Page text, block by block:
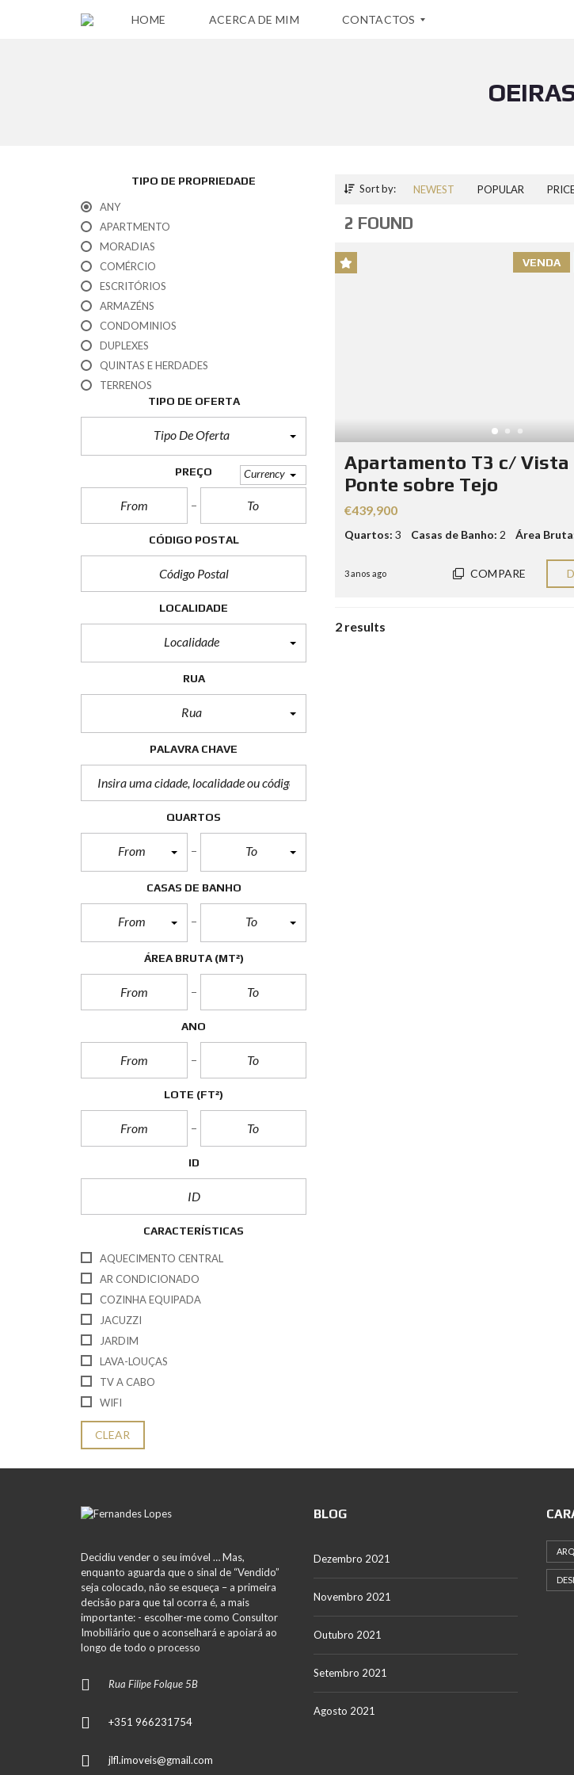
HOME ACERCA DE MIM CONTACTOS
P
V
C
I
U
S
O
TIPO DE PROPRIEDADE
ANY
APARTMENTO
MORADIAS
COMÉRCIO
ESCRITÓRIOS
ARMAZÉNS
CONDOMINIOS
DUPLEXES
QUINTAS E HERDADES
TERRENOS
TIPO DE OFERTA
Tipo De Oferta
PREÇO Currency
CÓDIGO POSTAL
LOCALIDADE
Localidade
RUA
Rua
PALAVRA CHAVE
QUARTOS
From To
CASAS DE BANHO
From To
ÁREA BRUTA (MT²)
ANO
LOTE (FT²)
ID
CARACTERÍSTICAS
AQUECIMENTO CENTRAL
AR CONDICIONADO
COZINHA EQUIPADA
JACUZZI
JARDIM
LAVA-LOUÇAS
TV A CABO
WIFI
CLEAR
Sort by: NEWEST POPULAR
2 FOUND
VENDA
Apartamento T3 c/ Vista
Ponte sobre Tejo
€439,900
Quartos: 3 Casas de Banho: 2 Área
3 anos ago COMPARE
2 results
Decidiu vender o seu imóvel … Mas,
enquanto aguarda que o sinal de “Vendido”
seja colocado, não se esqueça – a primeira
decisão para que tal ocorra é, a mais
importante: - escolher-me como Consultor
Imobiliário que o aconselhará e apoiará ao
longo de todo o processo
Rua Filipe Folque 5B
+351 966231754
jlfl.imoveis@gmail.com
BLOG
Dezembro 2021
Novembro 2021
Outubro 2021
Setembro 2021
Agosto 2021